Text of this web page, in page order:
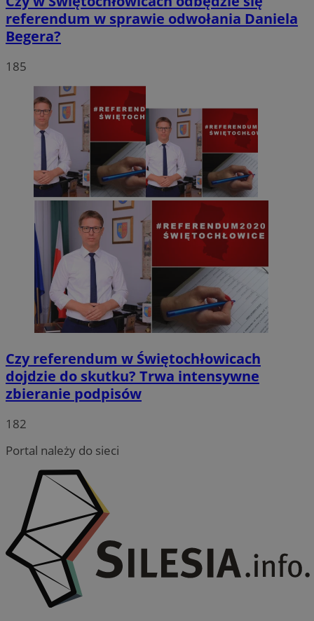
referendum w sprawie odwołania Daniela
Begera?
185
Czy referendum w Świętochłowicach
dojdzie do skutku? Trwa intensywne
zbieranie podpisów
182
Portal należy do sieci